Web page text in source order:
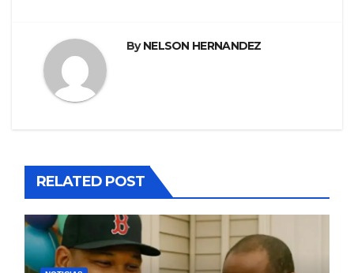
ByNELSON HERNANDEZ
RELATED POST